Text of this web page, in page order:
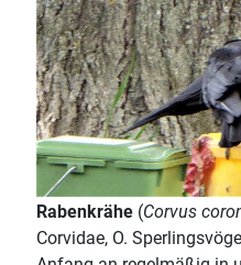
Rabenkrähe (Corvus
Corvidae, O.